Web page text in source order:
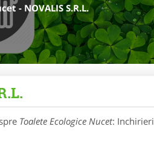
- NOVALIS S.R.L.
Toalete Ecologice Nucet: Inchirieri